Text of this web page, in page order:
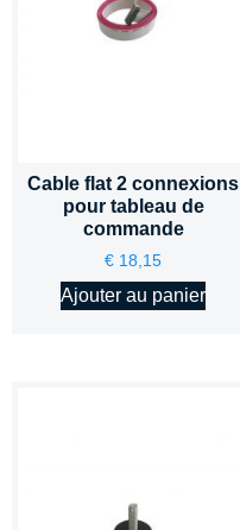
Cable flat 2 connexions
pour tableau de
commande
€ 18,15
Ajouter au panier